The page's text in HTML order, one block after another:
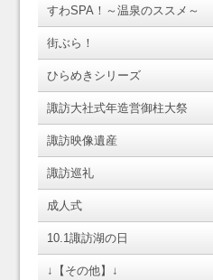
すわSPA！～温泉のススメ～
街ぶら！
ひらめきシリーズ
諏訪大社式年造営御柱大祭
諏訪映像遺産
諏訪巡礼
成人式
10.1諏訪湖の日
↓【その他】↓